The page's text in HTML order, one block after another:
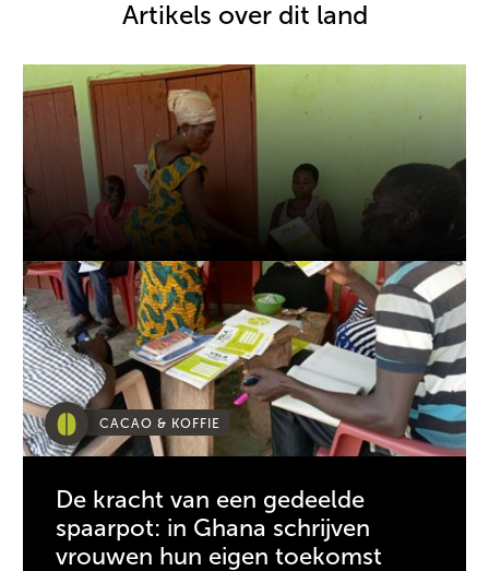
Artikels over dit land
CACAO & KOFFIE
De kracht van een gedeelde
spaarpot: in Ghana schrijven
vrouwen hun eigen toekomst